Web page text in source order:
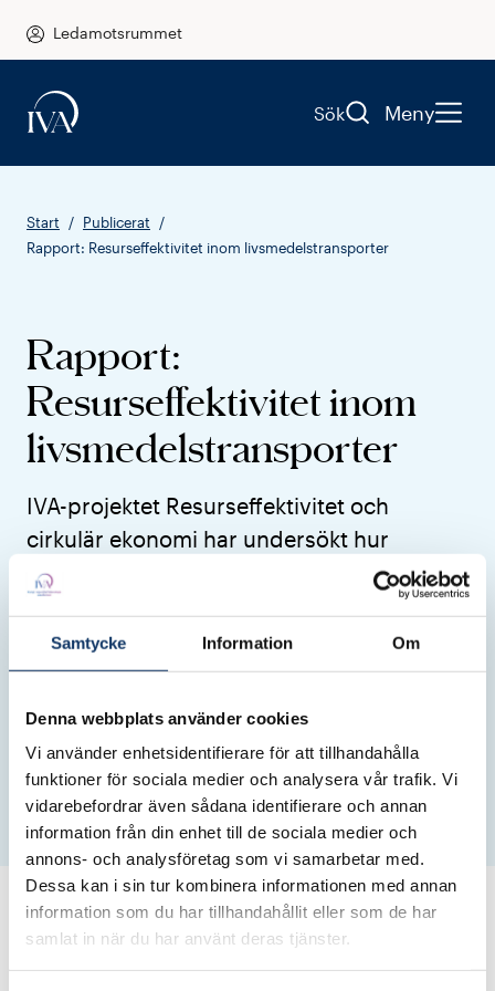
Samtycke Information Om
Denna webbplats använder cookies
Vi använder enhetsidentifierare för att tillhandahålla
funktioner för sociala medier och analysera vår trafik. Vi
vidarebefordrar även sådana identifierare och annan
information från din enhet till de sociala medier och
annons- och analysföretag som vi samarbetar med.
Dessa kan i sin tur kombinera informationen med annan
information som du har tillhandahållit eller som de har
samlat in när du har använt deras tjänster.
Ledamotsrummet
Sök Meny
Start
Publicerat
Rapport: Resurseffektivitet inom livsmedelstransporter
Rapport:
Resurseffektivitet inom
livsmedelstransporter
IVA-projektet Resurseffektivitet och
cirkulär ekonomi har undersökt hur
resurseffektiva de svenska
livsmedelstransporterna är – och vad som
behöver göras för att göra transporterna
hållbarare och resurssmartare i framtiden.
Rapport
Publicerat: 09 oktober 2019Uppdaterad: 27 mars 2023
Anledningen till att titta närmare på just
livsmedelstransporter är att dessa kombinerar
två nyckelområden för ett miljömedvetet och